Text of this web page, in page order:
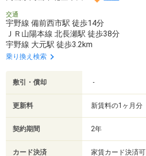
交通
宇野線 備前西市駅 徒歩14分
ＪＲ山陽本線 北長瀬駅 徒歩38分
宇野線 大元駅 徒歩3.2km
乗り換え検索
敷引・償却 -
更新料 新賃料の1ヶ月分
契約期間 2年
カード決済 家賃カード決済可